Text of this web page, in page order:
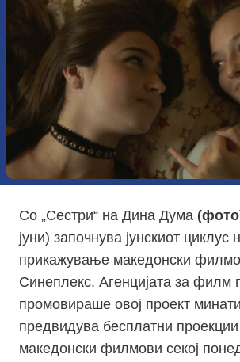
Со „Сестри“ на Дина Дума
јуни) започнува јунскиот циклус
прикажување македонски
Синеплекс. Агенцијата за филм
промовираше овој проект
предвидува бесплатни
македонски филмови секој